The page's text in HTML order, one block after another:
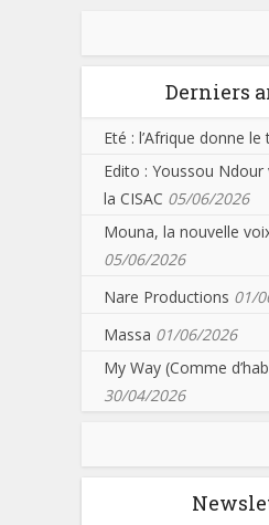
Derniers
Eté : l’Afrique donne le
Edito : Youssou
la CISAC 05/06/2026
Mouna, la nouvelle
05/06/2026
Nare Productions 01/
Massa 01/06/2026
My Way (Comme
30/04/2026